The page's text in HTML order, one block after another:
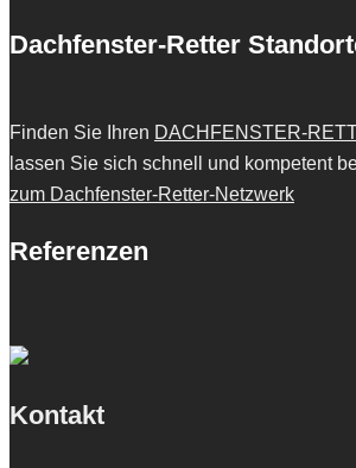
Dachfenster-Retter
Finden Sie Ihren DACHFENSTER-
lassen Sie sich schnell und kompetent
zum Dachfenster-Retter-Netzwerk
Referenzen
Kontakt